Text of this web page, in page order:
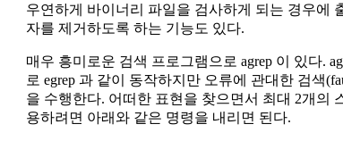
우연하게 바이너리 파일을 검사하게 되는 경우에
자를 제거하도록 하는 기능도 있다.
매우 흥미로운 검색 프로그램으로 agrep 이 있다.
로 egrep 과 같이 동작하지만 오류에 관대한 검색
을 수행한다. 어떠한 표현을 찾으면서 최대 2개의
용하려면 아래와 같은 명령을 내리면 된다.